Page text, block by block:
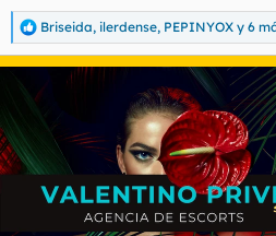
R
e
a
o
n
e
Briseida, ilerdense, PEPINYOX y 6